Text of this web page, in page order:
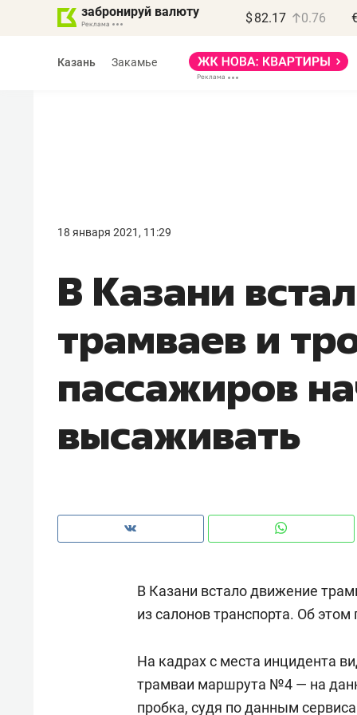
забронируй валюту $ 82.17 0.76
Казань Закамье
18 января 2021, 11:29
В Казани
трамваев и
пассажиров
высаживать
В Казани встало движение
из салонов транспорта. Об
На кадрах с места инцидента
трамваи маршрута №4 — на
пробка, судя по данным
правил, бизнес может
потерять минимум
Как бизнесу выйти на зарубежные
чем интересен Оман?
Как ГК «МИР ГРУПП» и ВТБ
создают оазис жилого
комфорта под Казанью
150
ID